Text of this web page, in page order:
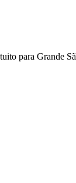
para Grande